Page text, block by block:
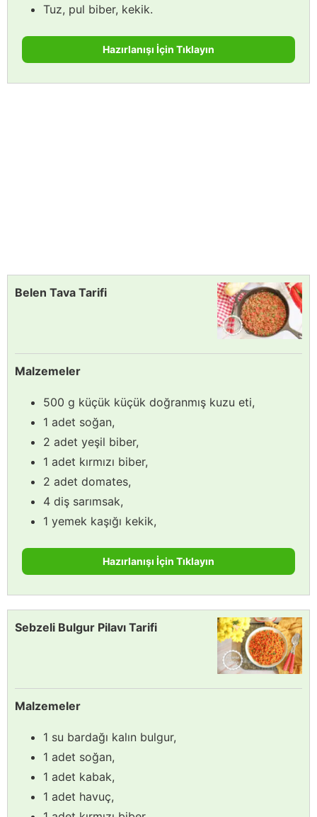
Tuz, pul biber, kekik.
Hazırlanışı İçin Tıklayın
Belen Tava Tarifi
Malzemeler
500 g küçük küçük doğranmış kuzu eti,
1 adet soğan,
2 adet yeşil biber,
1 adet kırmızı biber,
2 adet domates,
4 diş sarımsak,
1 yemek kaşığı kekik,
Hazırlanışı İçin Tıklayın
Sebzeli Bulgur Pilavı Tarifi
Malzemeler
1 su bardağı kalın bulgur,
1 adet soğan,
1 adet kabak,
1 adet havuç,